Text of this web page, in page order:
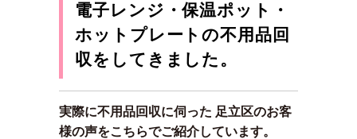
電子レンジ・保温ポット・
ホットプレートの不用品回
収をしてきました。
実際に不用品回収に伺った 足立区のお客
様の声をこちらでご紹介しています。